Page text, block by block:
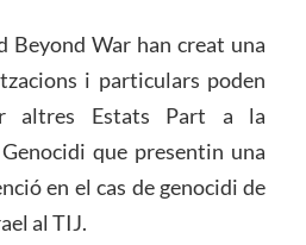
War han creat una
i particulars poden
altres Estats Part a la
que presentin una
en el cas de genocidi de
al TIJ.